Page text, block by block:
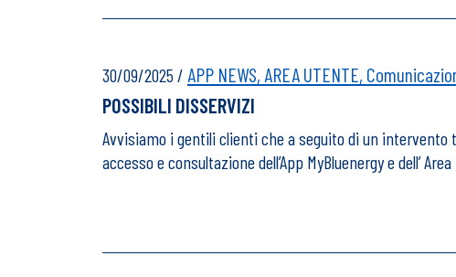
30/09/2025 / APP NEWS, AREA UTENTE,
POSSIBILI DISSERVIZI
Avvisiamo i gentili clienti che a seguito di un
accesso e consultazione dell’App MyBluenergy e dell’